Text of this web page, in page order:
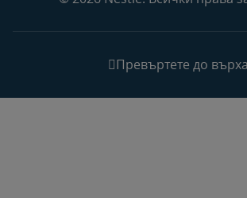
Превъртете до върха